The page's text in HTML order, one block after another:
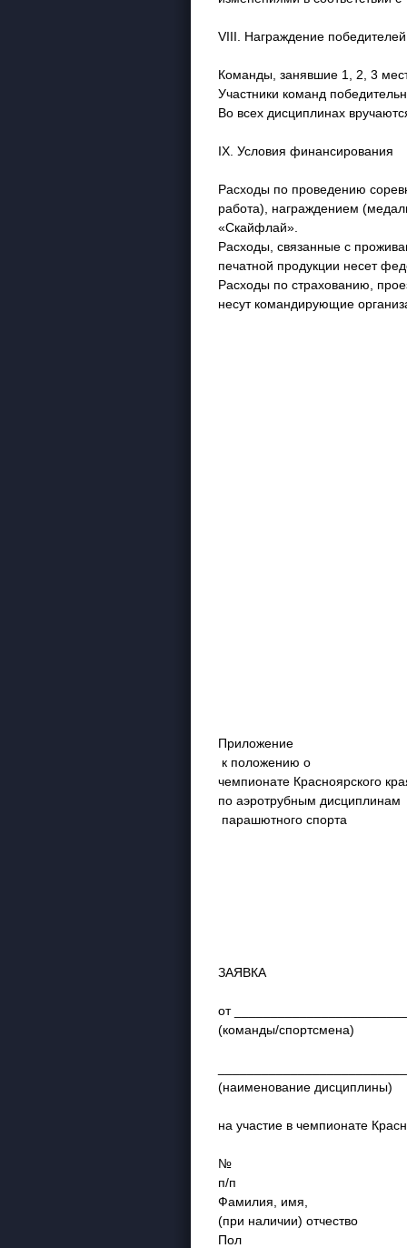
VIII. Награждение
Команды, занявшие 1, 2, 3
Участники команд
Во всех дисциплинах
IX. Условия финансирования
Расходы по проведению
работа), награждением
«Скайфлай».
Расходы, связанные с
печатной продукции несет
Расходы по страхованию,
несут командирующие
Приложение
к положению о
чемпионате Красноярского
по аэротрубным дисциплинам
парашютного спорта
ЗАЯВКА
от
(команды/спортсмена)
(наименование дисциплины)
на участие в чемпионате
№
п/п
Фамилия, имя,
(при наличии) отчество
Пол